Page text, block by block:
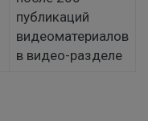
публикаций
видеоматериалов
в видео-разделе